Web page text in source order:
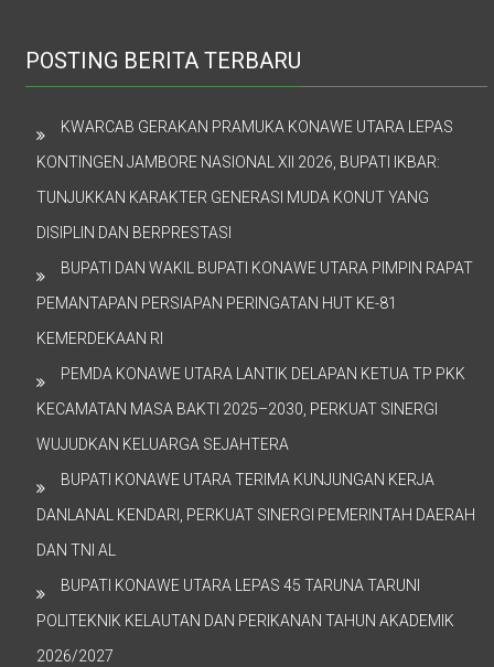
POSTING BERITA TERBARU
KWARCAB GERAKAN PRAMUKA KONAWE UTARA LEPAS
KONTINGEN JAMBORE NASIONAL XII 2026, BUPATI IKBAR:
TUNJUKKAN KARAKTER GENERASI MUDA KONUT YANG
DISIPLIN DAN BERPRESTASI
BUPATI DAN WAKIL BUPATI KONAWE UTARA PIMPIN RAPAT
PEMANTAPAN PERSIAPAN PERINGATAN HUT KE-81
KEMERDEKAAN RI
PEMDA KONAWE UTARA LANTIK DELAPAN KETUA TP PKK
KECAMATAN MASA BAKTI 2025–2030, PERKUAT SINERGI
WUJUDKAN KELUARGA SEJAHTERA
BUPATI KONAWE UTARA TERIMA KUNJUNGAN KERJA
DANLANAL KENDARI, PERKUAT SINERGI PEMERINTAH DAERAH
DAN TNI AL
BUPATI KONAWE UTARA LEPAS 45 TARUNA TARUNI
POLITEKNIK KELAUTAN DAN PERIKANAN TAHUN AKADEMIK
2026/2027